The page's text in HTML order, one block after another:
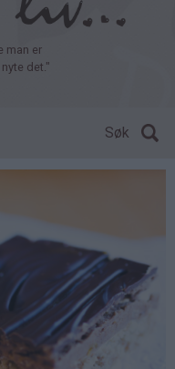
man er
det."
Søk